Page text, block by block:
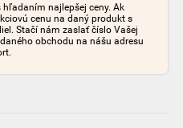
najlepšej ceny. Ak
cenu na daný produkt s
Stačí nám zaslať číslo Vašej
obchodu na nášu adresu